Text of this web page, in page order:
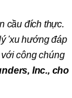
cầu đích thực.
'xu hướng đáp
công chúng
Inc., cho